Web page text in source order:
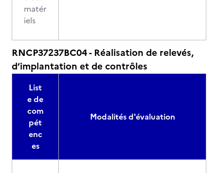
matér
iels
RNCP37237BC04 - Réalisation de relevés,
d’implantation et de contrôles
List
e de
com
pét
enc
es
Modalités d'évaluation